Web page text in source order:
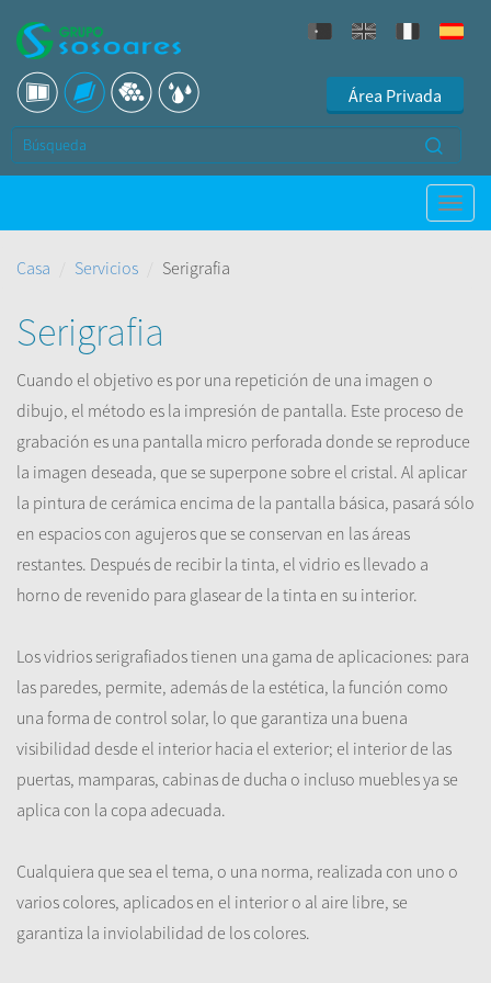
Área Privada
Casa Servicios Serigrafia
Serigrafia
Cuando el objetivo es por una repetición de una imagen o
dibujo, el método es la impresión de pantalla. Este proceso de
grabación es una pantalla micro perforada donde se reproduce
la imagen deseada, que se superpone sobre el cristal. Al aplicar
la pintura de cerámica encima de la pantalla básica, pasará sólo
en espacios con agujeros que se conservan en las áreas
restantes. Después de recibir la tinta, el vidrio es llevado a
horno de revenido para glasear de la tinta en su interior.
Los vidriosserigrafiadostienen una gama de aplicaciones: para
las paredes, permite, además de la estética, la función como
una forma de control solar, lo que garantiza una buena
visibilidad desde el interior hacia el exterior; el interior de las
puertas, mamparas, cabinas de ducha o incluso mueblesya se
aplica con la copa adecuada.
Cualquiera que sea el tema, o una norma, realizada con uno o
varios colores, aplicados en el interior o al aire libre, se
garantiza la inviolabilidad de los colores.